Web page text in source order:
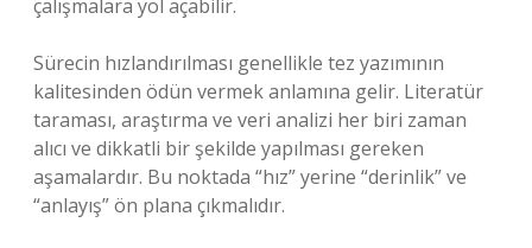
çalışmalara yol açabilir.
Sürecin hızlandırılması genellikle tez yazımının
kalitesinden ödün vermek anlamına gelir. Literatür
taraması, araştırma ve veri analizi her biri zaman
alıcı ve dikkatli bir şekilde yapılması gereken
aşamalardır. Bu noktada “hız” yerine “derinlik” ve
“anlayış” ön plana çıkmalıdır.